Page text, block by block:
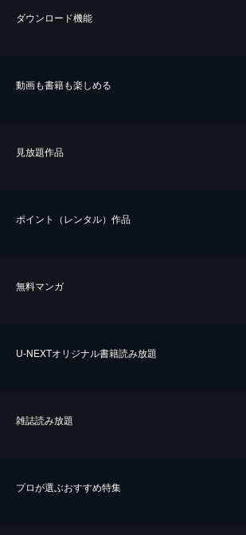
ダウンロード機能
動画も書籍も楽しめる
⾒放題作品
ポイント（レンタル）作品
無料マンガ
U-NEXTオリジナル書籍読み放題
雑誌読み放題
プロが選ぶおすすめ特集